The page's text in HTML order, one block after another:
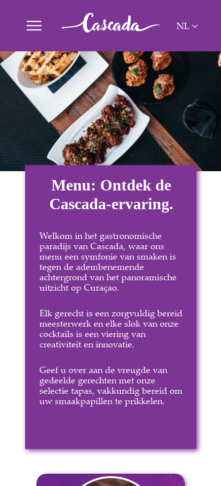
NL
EN
Welkom in het gastronomische
paradijs van Cascada, waar ons
menu een symfonie van smaken is
tegen de adembenemende
achtergrond van het panoramische
uitzicht op Curaçao.
Elk gerecht is een zorgvuldig bereid
meesterwerk en elke slok van onze
cocktails is een viering van
creativiteit en innovatie.
Geef u over aan de vreugde van
gedeelde gerechten met onze
selectie tapas, vakkundig bereid om
uw smaakpapillen te prikkelen.
Menu: Ontdek de
Cascada-ervaring.